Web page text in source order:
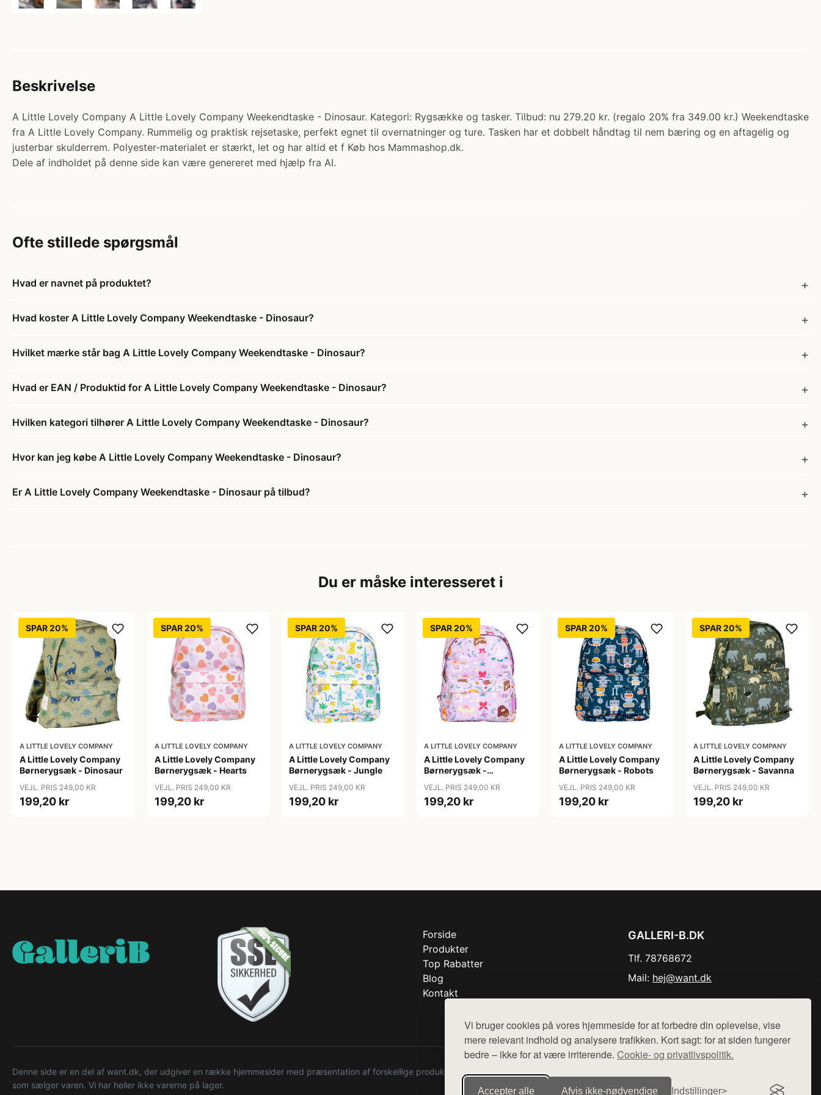
Vi bruger cookies på vores hjemmeside for at forbedre din oplevelse, vise
mere relevant indhold og analysere trafikken. Kort sagt: for at siden fungerer
bedre – ikke for at være irriterende. Cookie- og privatlivspolitik.
Accepter alle Afvis ikke‑nødvendige Indstillinger
Beskrivelse
A Little Lovely Company A Little Lovely Company Weekendtaske - Dinosaur. Kategori: Rygsække og tasker. Tilbud: nu 279.20 kr. (regalo 20% fra 349.00 kr.) Weekendtaske
fra A Little Lovely Company. Rummelig og praktisk rejsetaske, perfekt egnet til overnatninger og ture. Tasken har et dobbelt håndtag til nem bæring og en aftagelig og
justerbar skulderrem. Polyester-materialet er stærkt, let og har altid et f Køb hos Mammashop.dk.
Dele af indholdet på denne side kan være genereret med hjælp fra AI.
Ofte stillede spørgsmål
Hvad er navnet på produktet?
Hvad koster A Little Lovely Company Weekendtaske - Dinosaur?
Hvilket mærke står bag A Little Lovely Company Weekendtaske - Dinosaur?
Hvad er EAN / Produktid for A Little Lovely Company Weekendtaske - Dinosaur?
Hvilken kategori tilhører A Little Lovely Company Weekendtaske - Dinosaur?
Hvor kan jeg købe A Little Lovely Company Weekendtaske - Dinosaur?
Er A Little Lovely Company Weekendtaske - Dinosaur på tilbud?
Du er måske interesseret i
SPAR 20%
A LITTLE LOVELY COMPANY
A Little Lovely Company
Børnerygsæk - Dinosaur
VEJL. PRIS 249,00 KR
199,20 kr
SPAR 20%
A LITTLE LOVELY COMPANY
A Little Lovely Company
Børnerygsæk - Hearts
VEJL. PRIS 249,00 KR
199,20 kr
SPAR 20%
A LITTLE LOVELY COMPANY
A Little Lovely Company
Børnerygsæk - Jungle
VEJL. PRIS 249,00 KR
199,20 kr
SPAR 20%
A LITTLE LOVELY COMPANY
A Little Lovely Company
Børnerygsæk -
VEJL. PRIS 249,00 KR
199,20 kr
SPAR 20%
A LITTLE LOVELY COMPANY
A Little Lovely Company
Børnerygsæk - Robots
VEJL. PRIS 249,00 KR
199,20 kr
SPAR 20%
A LITTLE LOVELY COMPANY
A Little Lovely Company
Børnerygsæk - Savanna
VEJL. PRIS 249,00 KR
199,20 kr
Forside
Produkter
Top Rabatter
Blog
Kontakt
GALLERI-B.DK
Tlf. 78768672
Mail: hej@want.dk
Denne side er en del af want.dk, der udgiver en række hjemmesider med præsentation af forskellige produkter fra diverse webshops. Der sælges ikke varer fra denne side - vi henviser til de shops,
som sælger varen. Vi har heller ikke varerne på lager.